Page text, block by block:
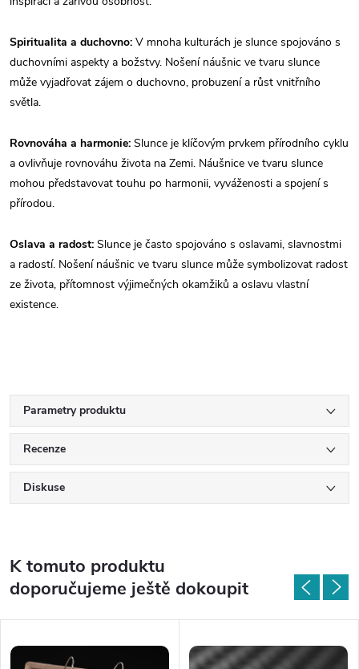
Spiritualita a duchovno: V mnoha kulturách je slunce spojováno s
duchovními aspekty a božstvy. Nošení náušnic ve tvaru slunce
může vyjadřovat zájem o duchovno, probuzení a růst vnitřního
světla.
Rovnováha a harmonie: Slunce je klíčovým prvkem přírodního cyklu
a ovlivňuje rovnováhu života na Zemi. Náušnice ve tvaru slunce
mohou představovat touhu po harmonii, vyváženosti a spojení s
přírodou.
Oslava a radost: Slunce je často spojováno s oslavami, slavnostmi
a radostí. Nošení náušnic ve tvaru slunce může symbolizovat radost
ze života, přítomnost výjimečných okamžiků a oslavu vlastní
existence.
Parametry produktu
Recenze
Diskuse
K tomuto produktu
doporučujeme ještě dokoupit